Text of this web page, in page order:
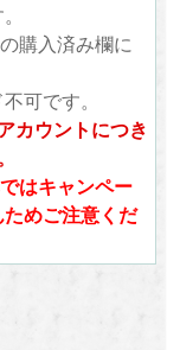
購入済み欄に
可です。
カウントにつき
はキャンペー
めご注意くだ